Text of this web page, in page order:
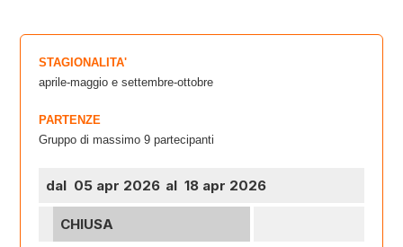
STAGIONALITA'
aprile-maggio e settembre-ottobre
PARTENZE
Gruppo di massimo 9 partecipanti
dal 05 apr 2026 al 18 apr 2026
CHIUSA